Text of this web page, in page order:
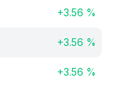
+3.56 %
+3.56 %
+3.56 %